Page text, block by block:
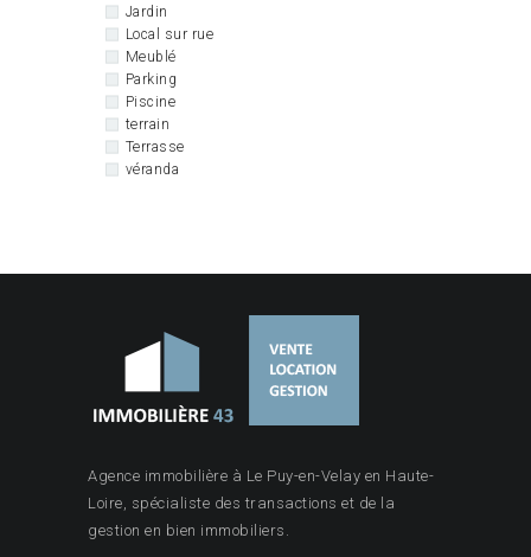
Jardin
Local sur rue
Meublé
Parking
Piscine
terrain
Terrasse
véranda
Agence immobilière à Le Puy-en-Velay en Haute-
Loire, spécialiste des transactions et de la
gestion en bien immobiliers.